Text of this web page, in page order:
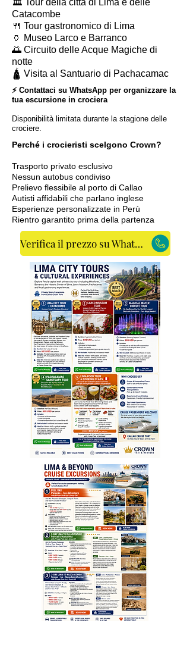
🏛 Tour della città di Lima e delle
Catacombe
🍴 Tour gastronomico di Lima
🏺 Museo Larco e Barranco
🌅 Circuito delle Acque Magiche di
notte
🛕 Visita al Santuario di Pachacamac
⚡ Contattaci su WhatsApp per organizzare la
tua escursione in crociera
Disponibilità limitata durante la stagione delle
crociere.
Perché i crocieristi scelgono Crown?
Trasporto privato esclusivo
Nessun autobus condiviso
Prelievo flessibile al porto di Callao
Autisti affidabili che parlano inglese
Esperienze personalizzate in Perù
Rientro garantito prima della partenza
Verifica il prezzo su WhatsApp